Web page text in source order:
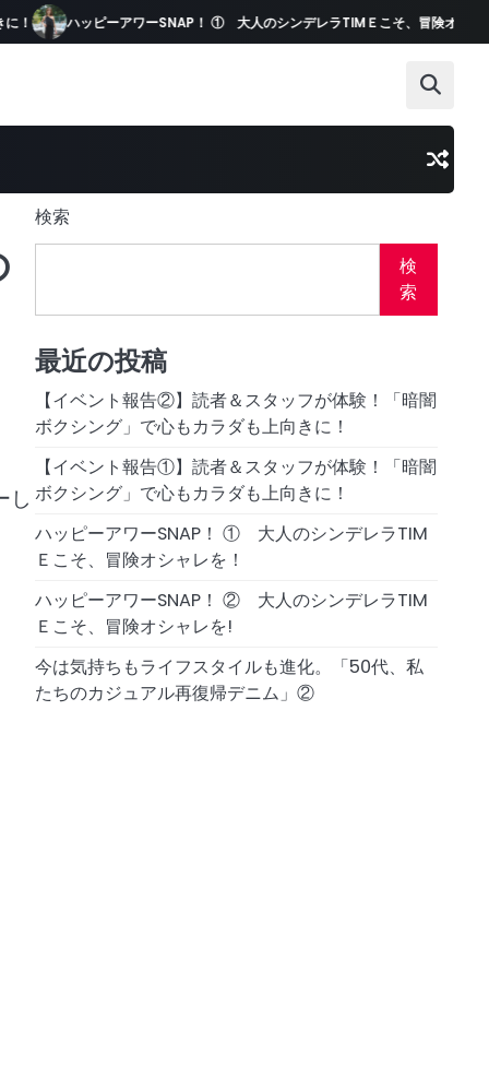
ピーアワーSNAP！ ① 大人のシンデレラTIMＥこそ、冒険オシャレを！
し
検索
検
索
最近の投稿
【イベント報告②】読者＆スタッフが体験！「暗闇
ボクシング」で心もカラダも上向きに！
【イベント報告①】読者＆スタッフが体験！「暗闇
ボクシング」で心もカラダも上向きに！
ハッピーアワーSNAP！ ① 大人のシンデレラTIM
Ｅこそ、冒険オシャレを！
ハッピーアワーSNAP！ ② 大人のシンデレラTIM
Ｅこそ、冒険オシャレを!
今は気持ちもライフスタイルも進化。「50代、私
たちのカジュアル再復帰デニム」②